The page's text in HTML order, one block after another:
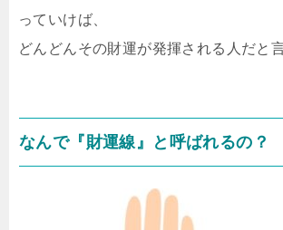
っていけば、
どんどんその財運が発揮される人だと
なんで『財運線』と呼ばれるの？